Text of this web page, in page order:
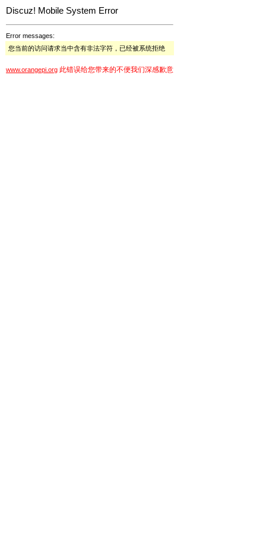
Discuz! Mobile System Error
Error messages:
您当前的访问请求当中含有非法字符，已经被系统拒绝
www.orangepi.org 此错误给您带来的不便我们深感歉意